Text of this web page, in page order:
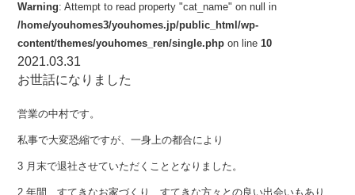
Warning: Attempt to read property "cat_name" on null in
/home/youhomes3/youhomes.jp/public_html/wp-
content/themes/youhomes_ren/single.php on line10
2021.03.31
お世話になりました
営業の中村です。
私事で大変恐縮ですが、一身上の都合により
3 月末で退社させていただくこととなりました。
2 年間、すてきなお家づくり、すてきな方々との良い出会いもあり、